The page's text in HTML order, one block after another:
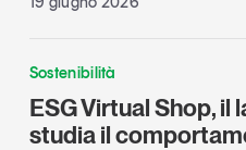
Sostenibilità
ESG Virtual Shop, il
studia il